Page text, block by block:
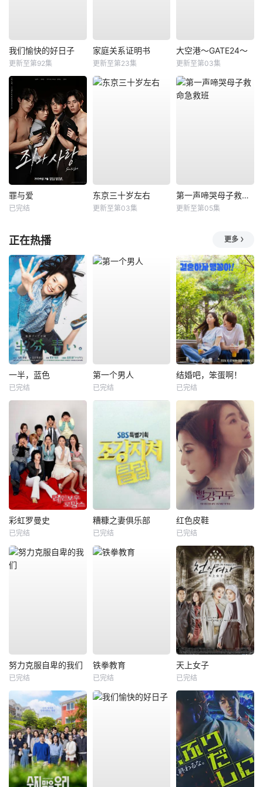
我们愉快的好日子
更新至第92集
家庭关系证明书
更新至第23集
大空港～GATE24～
更新至第03集
罪与爱
已完结
东京三十岁左右
更新至第03集
第一声啼哭母子救命急救班
更新至第05集
正在热播 更多
一半，蓝色
已完结
第一个男人
已完结
结婚吧，笨蛋啊！
已完结
彩虹罗曼史
已完结
糟糠之妻俱乐部
已完结
红色皮鞋
已完结
努力克服自卑的我们
已完结
铁拳教育
已完结
天上女子
已完结